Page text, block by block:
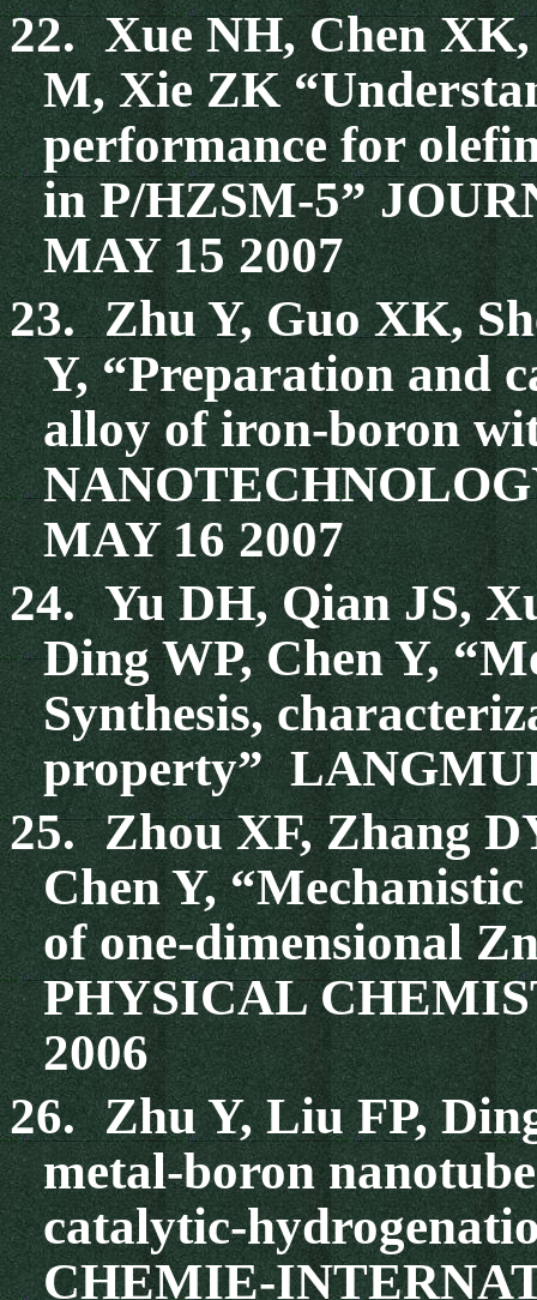
22. Xue NH, Chen
M, Xie ZK
performance for
in P/HZSM-5”
MAY 15 2007
23. Zhu Y, Guo XK,
Y, “Preparation and
alloy of iron-boron
MAY 16 2007
24. Yu DH, Qian JS,
Ding WP, Chen Y,
Synthesis,
property”
25. Zhou XF, Zhang
Chen Y,
of one-dimensional
PHYSICAL
2006
26. Zhu Y, Liu FP,
metal-boron
catalytic-
CHEMIE-